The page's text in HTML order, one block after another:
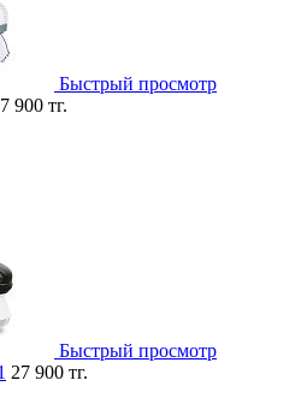
Быстрый просмотр
900 тг.
Быстрый просмотр
27 900 тг.